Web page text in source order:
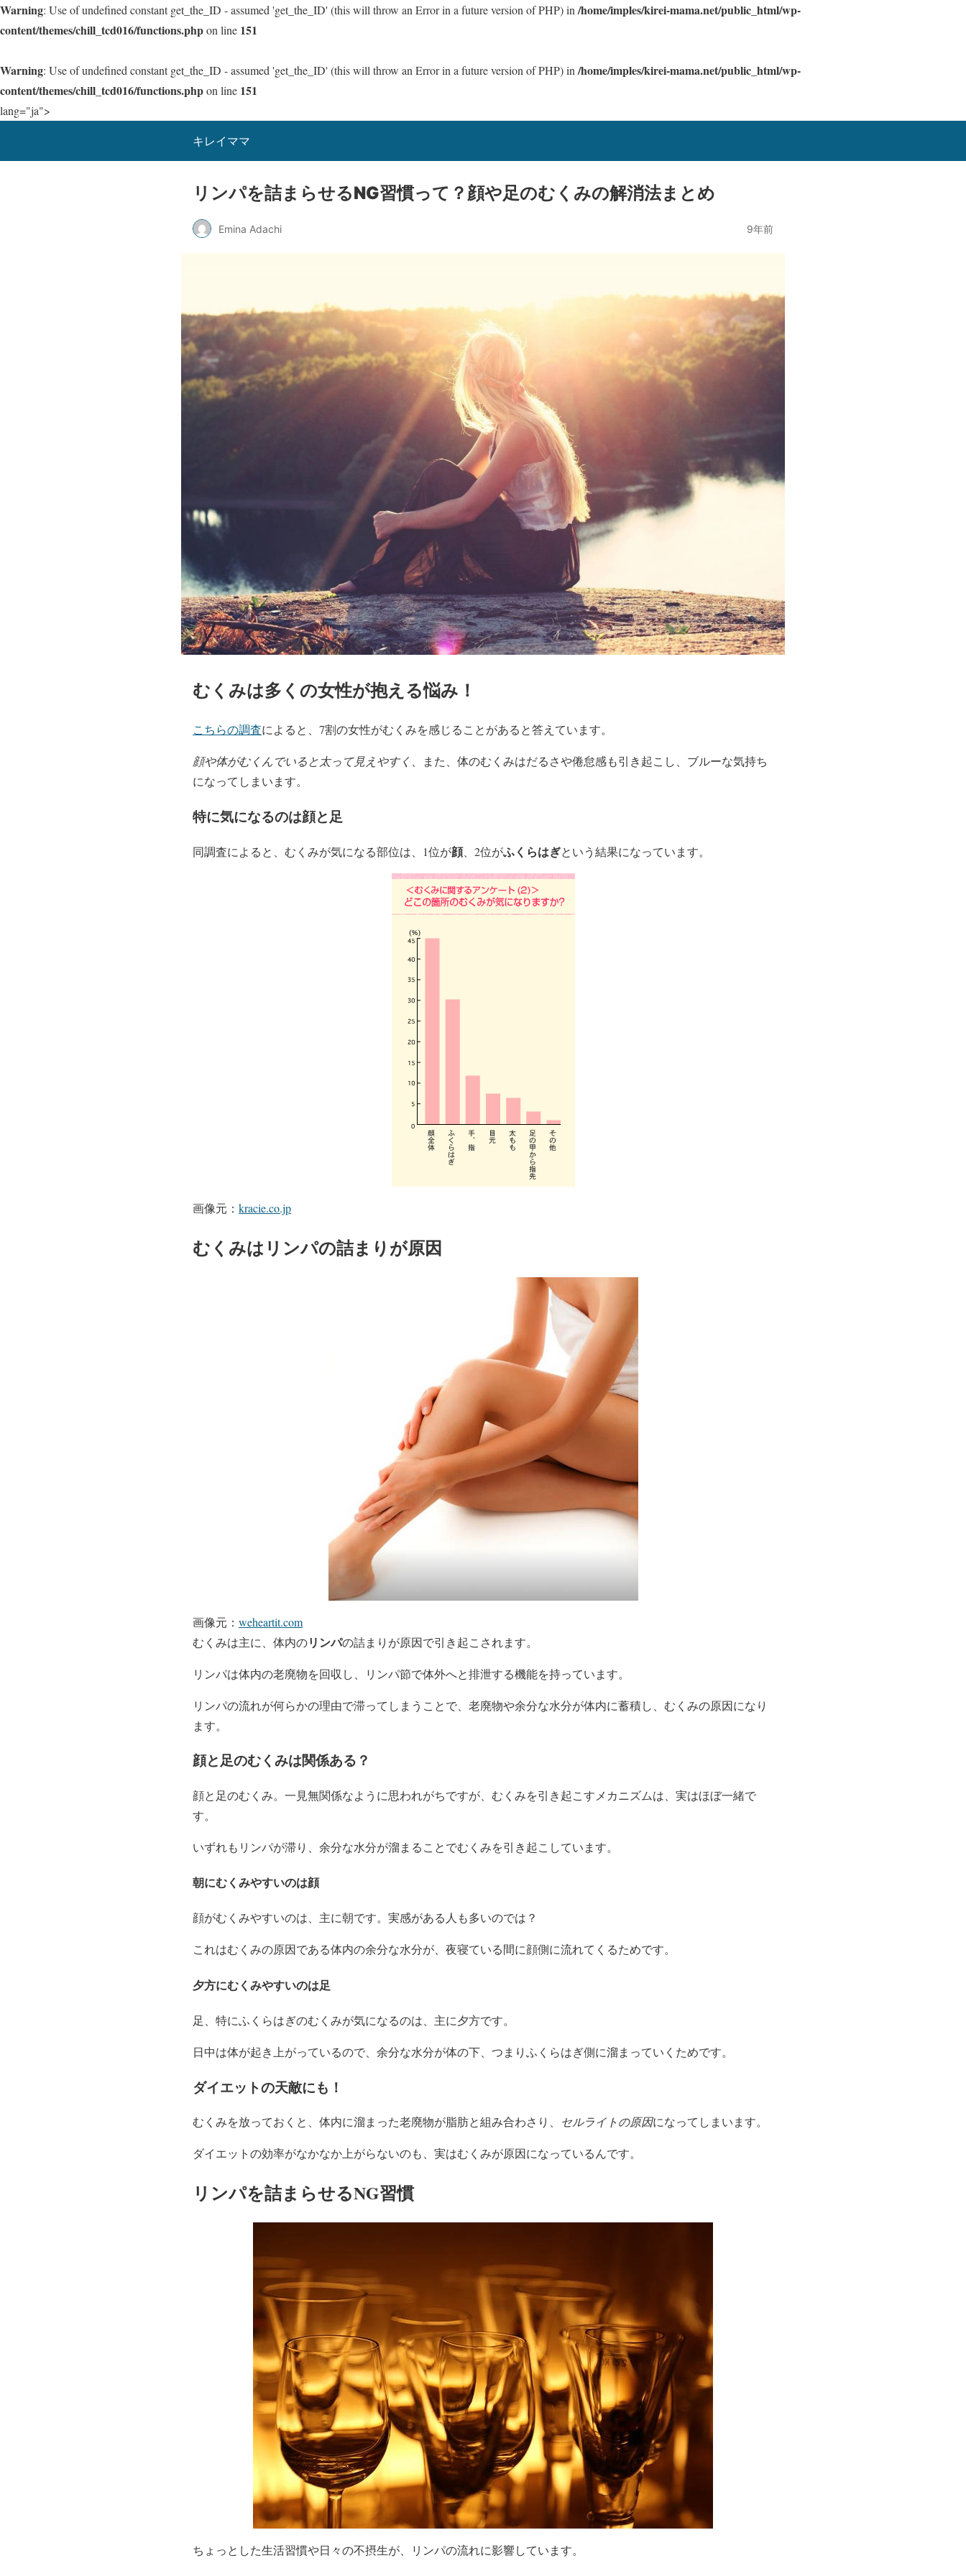
Warning: Use of undefined constant get_the_ID - assumed 'get_the_ID' (this will throw an Error in a future version of PHP) in /home/imples/kirei-mama.net/public_html/wp-
content/themes/chill_tcd016/functions.phpon line 151
Warning: Use of undefined constant get_the_ID - assumed 'get_the_ID' (this will throw an Error in a future version of PHP) in /home/imples/kirei-mama.net/public_html/wp-
content/themes/chill_tcd016/functions.phpon line 151
lang="ja">
キレイママ
リンパを詰まらせるNG習慣って？顔や足のむくみの解消法まとめ
Emina Adachi 9年前
むくみは多くの女性が抱える悩み！
こちらの調査によると、 7割の女性がむくみを感じることがあると答えています。
顔や体がむくんでいると太って見えやすく 、また、体のむくみはだるさや倦怠感も引き起こし、ブルーな気持ち
になってしまいます。
特に気になるのは顔と足
同調査によると、むくみが気になる部位は、1位が顔、2位がふくらはぎという結果になっています。
画像元： kracie.co.jp
むくみはリンパの詰まりが原因
画像元： weheartit.com
むくみは主に、体内のリンパの詰まりが原因で引き起こされます。
リンパは体内の老廃物を回収し、リンパ節で体外へと排泄する機能を持っています。
リンパの流れが何らかの理由で滞ってしまうことで、老廃物や余分な水分が体内に蓄積し、むくみの原因になり
ます。
顔と足のむくみは関係ある？
顔と足のむくみ。一見無関係なように思われがちですが、むくみを引き起こすメカニズムは、実はほぼ一緒で
す。
いずれもリンパが滞り、 余分な水分が溜まることでむくみを引き起こしています。
朝にむくみやすいのは顔
顔がむくみやすいのは、主に朝です。実感がある人も多いのでは？
これはむくみの原因である体内の余分な水分が、夜寝ている間に顔側に流れてくるためです。
夕方にむくみやすいのは足
足、特にふくらはぎのむくみが気になるのは、主に夕方です。
日中は体が起き上がっているので、 余分な水分が体の下、つまりふくらはぎ側に溜まっていく ためです。
ダイエットの天敵にも！
むくみを放っておくと、体内に溜まった老廃物が脂肪と組み合わさり、 セルライトの原因になってしまいます。
ダイエットの効率がなかなか上がらないのも、実はむくみが原因になっているんです。
リンパを詰まらせるNG習慣
ちょっとした生活習慣や日々の不摂生が、リンパの流れに影響しています。